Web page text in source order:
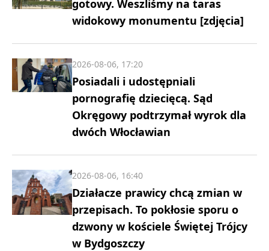
gotowy. Weszliśmy na taras
widokowy monumentu [zdjęcia]
Posiadali i udostępniali
pornografię dziecięcą. Sąd
Okręgowy podtrzymał wyrok dla
dwóch Włocławian
2026-08-06, 17:20
Działacze prawicy chcą zmian w
przepisach. To pokłosie sporu o
dzwony w kościele Świętej Trójcy
w Bydgoszczy
2026-08-06, 16:40